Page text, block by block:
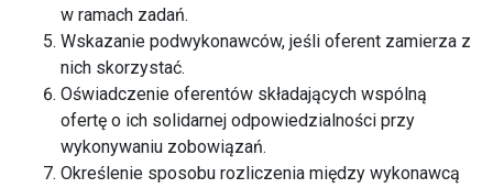
w ramach zadań.
Wskazanie podwykonawców, jeśli oferent zamierza z
nich skorzystać.
Oświadczenie oferentów składających wspólną
ofertę o ich solidarnej odpowiedzialności przy
wykonywaniu zobowiązań.
Określenie sposobu rozliczenia między wykonawcą